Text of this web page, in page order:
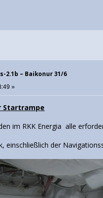
2.1b – Baikonur 31/6
»
Startrampe
im RKK Energia alle
einschließlich der